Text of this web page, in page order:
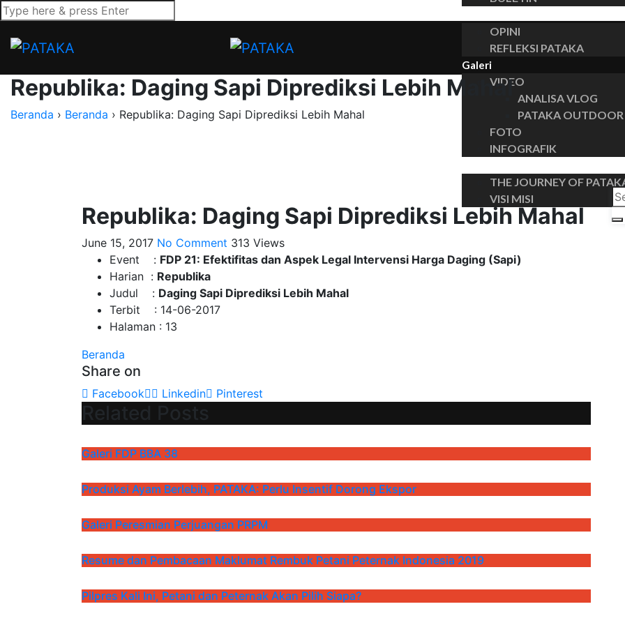
OPINI
REFLEKSI PATAKA
Galeri
VIDEO
ANALISA VLOG
PATAKA OUTDOOR
FOTO
INFOGRAFIK
THE JOURNEY OF
VISI MISI
Republika: Daging Sapi Diprediksi Lebih Mahal
Beranda › Beranda › Republika: Daging Sapi Diprediksi Lebih Mahal
Republika: Daging Sapi Diprediksi Lebih Mahal
June 15, 2017 No Comment 313 Views
Event : FDP 21: Efektifitas dan Aspek Legal Intervensi Harga Daging (Sapi)
Harian : Republika
Judul : Daging Sapi Diprediksi Lebih Mahal
Terbit : 14-06-2017
Halaman : 13
Beranda
Share on
Facebook Linkedin Pinterest
Related Posts
Galeri FDP BBA 38
Produksi Ayam Berlebih, PATAKA: Perlu Insentif Dorong Ekspor
Galeri Peresmian Perjuangan PRPM
Resume dan Pembacaan Maklumat Rembuk Petani Peternak Indonesia 2019
Pilpres Kali Ini, Petani dan Peternak Akan Pilih Siapa?